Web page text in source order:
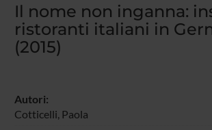
Il nome non inganna:
ristoranti italiani in
(2015)
Autori:
Cotticelli, Paola